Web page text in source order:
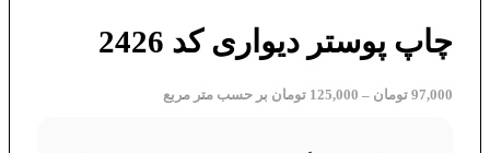
چاپ پوستر دیواری کد 2426
97,000 تومان –
125,000 تومان بر حسب متر مربع